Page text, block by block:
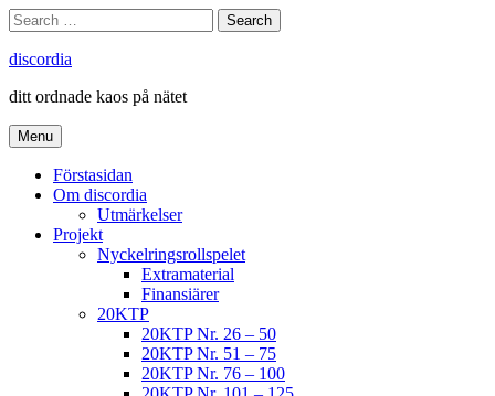
Skip
to
content
Search
Search
for:
discordia
ditt ordnade kaos på nätet
Menu
Förstasidan
Om discordia
Utmärkelser
Projekt
Nyckelringsrollspelet
Extramaterial
Finansiärer
20KTP
20KTP Nr. 26 – 50
20KTP Nr. 51 – 75
20KTP Nr. 76 – 100